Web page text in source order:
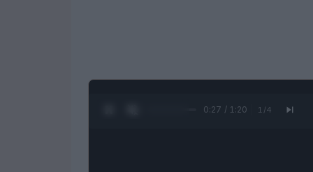
0:28 / 1:20 1 /4